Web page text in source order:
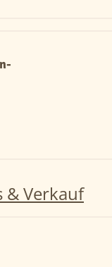
& Verkauf